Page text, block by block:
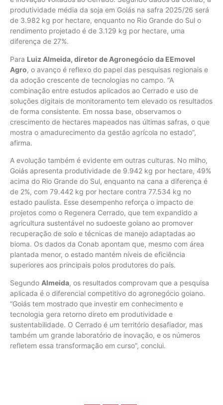
produtividade média da soja em Goiás na safra 2025/26 será
de 3.982 kg por hectare, enquanto no Rio Grande do Sul o
rendimento projetado é de 3.129 kg por hectare, uma
diferença de 27%.
Para Luiz Almeida, diretor de Agronegócio da EEmovel
Agro, o avanço é reflexo do papel das pesquisas regionais e
da adoção crescente de tecnologias no campo. “A
combinação entre estudos aplicados ao Cerrado e uso de
soluções digitais de monitoramento tem elevado os resultados
de forma consistente. Em nossa base, observamos o
crescimento de hectares mapeados nas últimas safras, o que
mostra o amadurecimento da gestão agrícola no estado”,
afirma.
A evolução também é evidente em outras culturas. No milho,
Goiás apresenta produtividade de 9.942 kg por hectare, 49%
acima do Rio Grande do Sul, enquanto na cana a diferença é
de 2%, com 79.442 kg por hectare contra 77.534 kg no
estado paulista. Esse desempenho reforça o impacto de
projetos como o Regenera Cerrado, que tem expandido a
agricultura sustentável no sudoeste goiano ao promover
recuperação de solo e técnicas de manejo adaptadas ao
bioma. Os dados da Conab apontam que, mesmo com área
plantada menor, o estado mantém níveis de eficiência
superiores aos principais polos produtores do país.
Segundo Almeida, os resultados comprovam que a pesquisa
aplicada é o diferencial competitivo do agronegócio goiano.
“Goiás tem mostrado que investir em conhecimento e
tecnologia gera retorno direto em produtividade e
sustentabilidade. O Cerrado é um território desafiador, mas
também um grande laboratório de inovação, e os números
refletem essa transformação em curso”, conclui.